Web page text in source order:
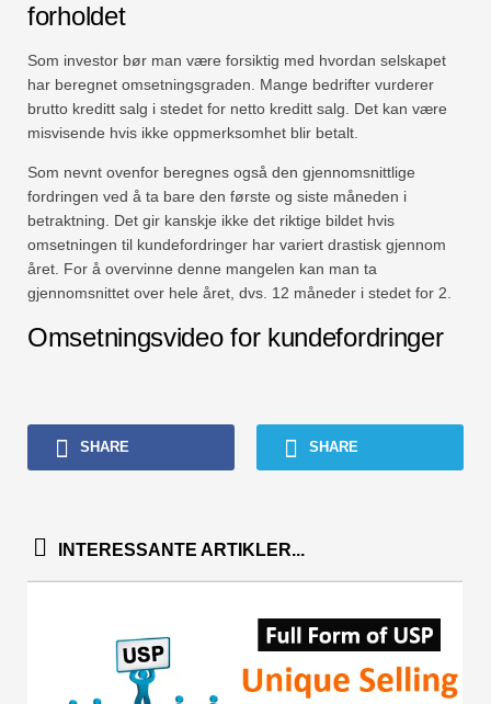
forholdet
Som investor bør man være forsiktig med hvordan selskapet
har beregnet omsetningsgraden. Mange bedrifter vurderer
brutto kreditt salg i stedet for netto kreditt salg. Det kan være
misvisende hvis ikke oppmerksomhet blir betalt.
Som nevnt ovenfor beregnes også den gjennomsnittlige
fordringen ved å ta bare den første og siste måneden i
betraktning. Det gir kanskje ikke det riktige bildet hvis
omsetningen til kundefordringer har variert drastisk gjennom
året. For å overvinne denne mangelen kan man ta
gjennomsnittet over hele året, dvs. 12 måneder i stedet for 2.
Omsetningsvideo for kundefordringer
SHARE SHARE
INTERESSANTE ARTIKLER...